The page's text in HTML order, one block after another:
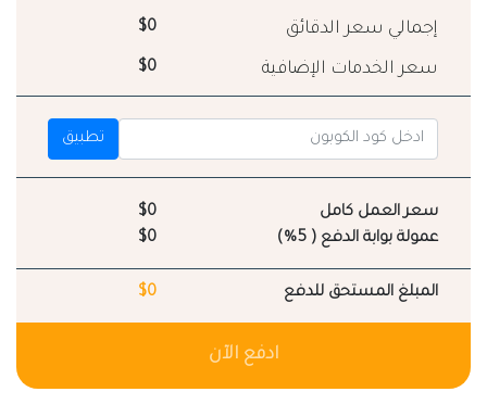
إجمالي سعر الدقائق $0
سعر الخدمات الإضافية $0
تطبيق
سعر العمل كامل
$0
عمولة بوابة الدفع ( 5%)
$0
المبلغ المستحق للدفع $0
ادفع الآن